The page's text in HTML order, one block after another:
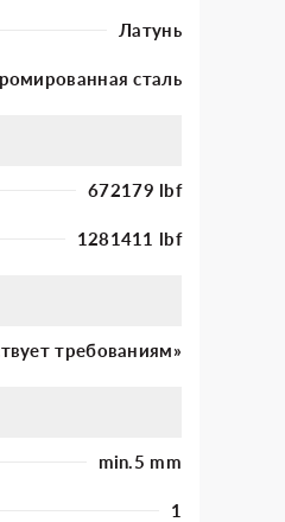
Латунь
сталь
672179 lbf
1281411 lbf
требованиям»
min.5 mm
1